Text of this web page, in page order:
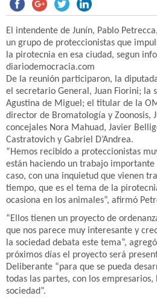
El intendente de Junín, Pablo
un grupo de proteccionistas que
la pirotecnia en esa ciudad, segun
diariodemocracia.com
De la reunión participaron, la
el secretario General, Juan Fiorini; la
Agustina de Miguel; el titular de la
director de Bromatología y Zoonosis,
concejales Nora Mahuad, Javier
Castratovich y Gabriel D’Andrea.
“Hemos recibido a proteccionistas
están haciendo un trabajo importante
caso, con una inquietud que vienen
tiempo, que es el tema de la
ocasiona en los animales”, afirmó
“Ellos tienen un proyecto de
que nos parece muy interesante y
la sociedad debata este tema”,
próximos días el proyecto será
Deliberante “para que se pueda
todas las partes, con los
sociedad”.